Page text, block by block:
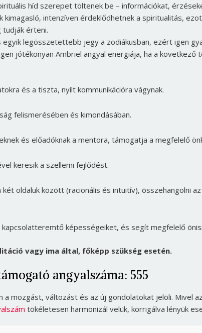
híd szerepet töltenek be – információkat,
kimagasló, intenzíven érdeklődhetnek a spiritualitás,
tudják érteni.
legösszetettebb jegy a zodiákusban, ezért igen
jótékonyan Ambriel angyal energiája, ha a következő
és a tiszta, nyílt kommunikációra vágynak.
felismerésében és kimondásában.
és előadóknak a mentora, támogatja a megfelelő
keresik a szellemi fejlődést.
oldaluk között (racionális és intuitív), összehangolni
kapcsolatteremtő képességeiket, és segít megfelelő
vagy ima által, főképp szükség esetén.
angyalszáma: 555
a mozgást, változást és az új gondolatokat jelöli. Mivel
tökéletesen harmonizál velük, korrigálva lényük